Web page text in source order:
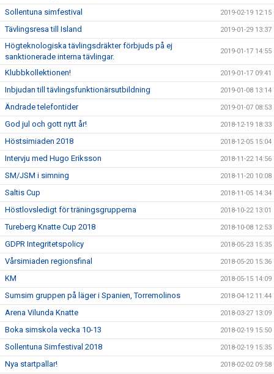
Sollentuna simfestival 2019-02-19 12:15
Tävlingsresa till Island 2019-01-29 13:37
Högteknologiska tävlingsdräkter förbjuds på ej
sanktionerade interna tävlingar.
2019-01-17 14:55
Klubbkollektionen! 2019-01-17 09:41
Inbjudan till tävlingsfunktionärsutbildning 2019-01-08 13:14
Ändrade telefontider 2019-01-07 08:53
God jul och gott nytt år! 2018-12-19 18:33
Höstsimiaden 2018 2018-12-05 15:04
Intervju med Hugo Eriksson 2018-11-22 14:56
SM/JSM i simning 2018-11-20 10:08
Saltis Cup 2018-11-05 14:34
Höstlovsledigt för träningsgrupperna 2018-10-22 13:01
Tureberg Knatte Cup 2018 2018-10-08 12:53
GDPR Integritetspolicy 2018-05-23 15:35
Vårsimiaden regionsfinal 2018-05-20 15:36
KM 2018-05-15 14:09
Sumsim gruppen på läger i Spanien, Torremolinos 2018-04-12 11:44
Arena Vilunda Knatte 2018-03-27 13:09
Boka simskola vecka 10-13 2018-02-19 15:50
Sollentuna Simfestival 2018 2018-02-19 15:35
Nya startpallar! 2018-02-02 09:58